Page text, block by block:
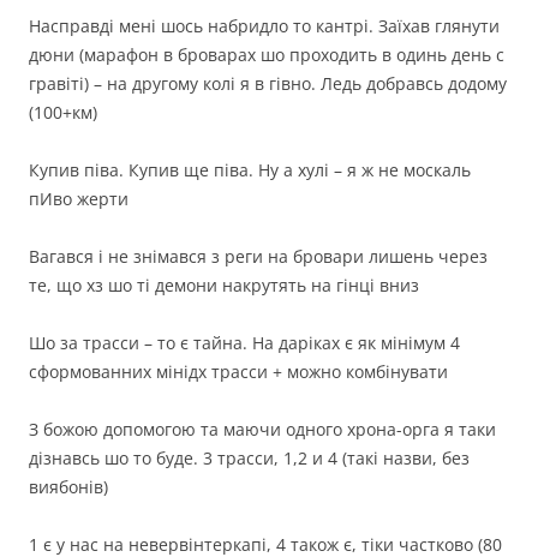
Насправді мені шось набридло то кантрі. Заїхав глянути
дюни (марафон в броварах шо проходить в одинь день с
гравіті) – на другому колі я в гівно. Ледь добравсь додому
(100+км)
Купив піва. Купив ще піва. Ну а хулі – я ж не москаль
пИво жерти
Вагався і не знімався з реги на бровари лишень через
те, що хз шо ті демони накрутять на гінці вниз
Шо за трасси – то є тайна. На даріках є як мінімум 4
сформованних мінідх трасси + можно комбінувати
З божою допомогою та маючи одного хрона-орга я таки
дізнавсь шо то буде. 3 трасси, 1,2 и 4 (такі назви, без
виябонів)
1 є у нас на невервінтеркапі, 4 також є, тіки частково (80